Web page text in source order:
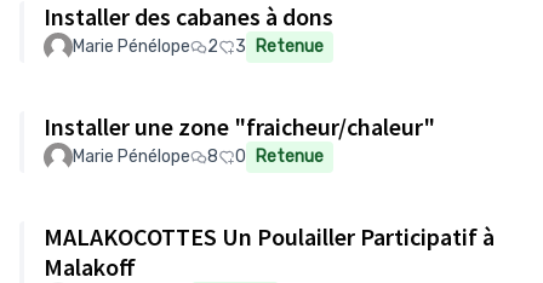
Installer des cabanes à dons
Marie Pénélope 2 3 Retenue
Installer une zone "fraicheur/chaleur"
Marie Pénélope 8 0 Retenue
MALAKOCOTTES Un Poulailler Participatif à
Malakoff